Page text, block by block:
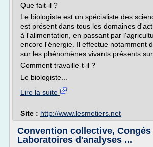
Que fait-il ?
Le biologiste est un spécialiste des
est présent dans tous les domaines
à l'alimentation, en passant par
encore l'énergie. Il effectue notamment
sur les phénomènes vivants présents
Comment travaille-t-il ?
Le biologiste...
Lire la suite
Site : http://www.lesmetiers.net
Convention collective, Congés
Laboratoires d'analyses ...